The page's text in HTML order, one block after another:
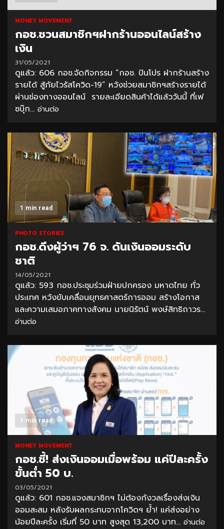
MONEY MOVEMENT
กอช.ชวนสมาชิกฯฝากร้านออนไลน์สร้าง
เงิน
31/05/2021
ดูแล้ว: 606 กอช.จัดกิจกรรม “กอช. ปันโปร ฝากร้านสร้าง
รายได้ สู้ภัยไวรัสโควิด-19” หวังช่วยสมาชิกฯสร้างรายได้
ผ่านช่องทางออนไลน์ รายละเอียดสินค้าได้แล้ววันนี้ ที่เฟ
ซบุ๊ก... อ่านต่อ
1 min read
PHOTO STORIES
กอช.ดึงผู้ว่าฯ 76 จ. ดันเงินออมระดับ
ชาติ
14/05/2021
ดูแล้ว: 593 กอช.ประชุมร่วมฝ่ายปกครอง มหาดไทย ทั่ว
ประเทศ หวังขับเคลื่อนยุทธศาสตร์การออม สร้างโอกาส
และความเสมอภาคทางสังคม นายนิรัตน์ พงษ์สิทธิถาวร...
อ่านต่อ
1 min read
MONEY MOVEMENT
กอช.ชี้! ส่งเงินออมเมื่อพร้อม แค่ปีละครั้ง
ขั้นต่ำ 50 บ.
03/05/2021
ดูแล้ว: 601 กอช.แจงสมาชิกฯ ไม่ต้องกังวลเรื่องส่งเงิน
ออมสะสม หลังรับผลกระทบจากโควิดฯ ย้ำ! แค่ส่งอย่าง
น้อยปีละครั้ง เริ่มที่ 50 บาท สูงสุด 13,200 บาท... อ่านต่อ